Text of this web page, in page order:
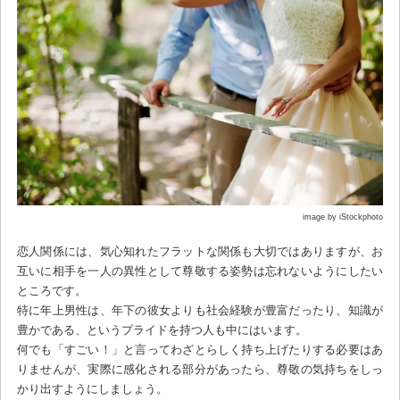
image by iStockphoto
恋人関係には、気心知れたフラットな関係も大切ではありますが、お
互いに相手を一人の異性として尊敬する姿勢は忘れないようにしたい
ところです。
特に年上男性は、年下の彼女よりも社会経験が豊富だったり、知識が
豊かである、というプライドを持つ人も中にはいます。
何でも「すごい！」と言ってわざとらしく持ち上げたりする必要はあ
りませんが、実際に感化される部分があったら、尊敬の気持ちをしっ
かり出すようにしましょう。